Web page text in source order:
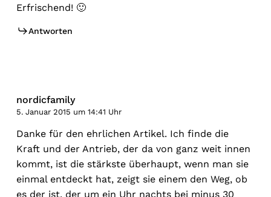
Erfrischend! 🙂
Antworten
nordicfamily
5. Januar 2015 um 14:41 Uhr
Danke für den ehrlichen Artikel. Ich finde die
Kraft und der Antrieb, der da von ganz weit innen
kommt, ist die stärkste überhaupt, wenn man sie
einmal entdeckt hat, zeigt sie einem den Weg, ob
es der ist, der um ein Uhr nachts bei minus 30